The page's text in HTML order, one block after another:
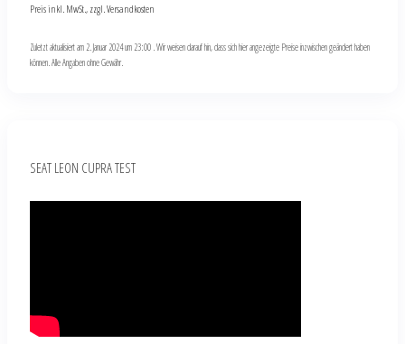
Preis inkl. MwSt., zzgl. Versandkosten
Zuletzt aktualisiert am 2. Januar 2024 um 23:00 . Wir weisen darauf hin, dass sich hier angezeigte Preise inzwischen geändert haben
können. Alle Angaben ohne Gewähr.
SEAT LEON CUPRA TEST